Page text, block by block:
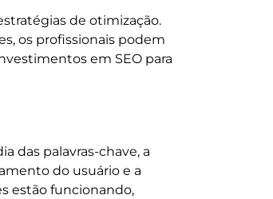
de otimização.
os profissionais podem
em SEO para
das palavras-chave, a
do usuário e a
estão funcionando,